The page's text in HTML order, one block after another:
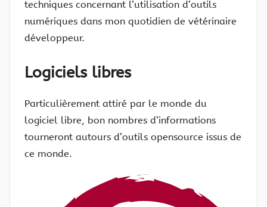
techniques concernant l’utilisation d’outils
numériques dans mon quotidien de vétérinaire
développeur.
Logiciels libres
Particulièrement attiré par le monde du
logiciel libre, bon nombres d’informations
tourneront autours d’outils opensource issus de
ce monde.